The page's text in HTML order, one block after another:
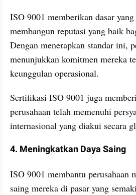
ISO 9001 memberikan dasar
membangun reputasi yang baik
Dengan menerapkan standar ini,
menunjukkan komitmen mereka
keunggulan operasional.
Sertifikasi ISO 9001 juga
perusahaan telah memenuhi
internasional yang diakui secara
4. Meningkatkan Daya Saing
ISO 9001 membantu perusahaan
saing mereka di pasar yang